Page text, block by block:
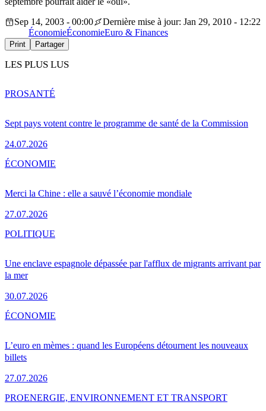
Sep 14, 2003 - 00:00
Dernière mise à jour: Jan 29, 2010 - 12:22
ÉconomieÉconomieEuro & Finances
Print Partager
LES PLUS LUS
Sept pays votent contre le programme de santé de la Commission
24.07.2026
PROSANTÉ
Merci la Chine : elle a sauvé l’économie mondiale
27.07.2026
ÉCONOMIE
Une enclave espagnole dépassée par l'afflux de migrants arrivant par
la mer
30.07.2026
POLITIQUE
L’euro en mèmes : quand les Européens détournent les nouveaux
billets
27.07.2026
ÉCONOMIE
PROENERGIE, ENVIRONNEMENT ET TRANSPORT